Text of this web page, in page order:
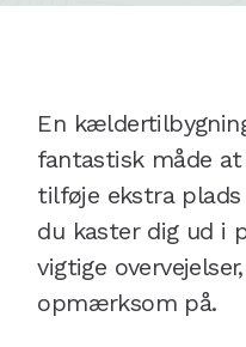
En
fantastisk måde
tilføje ekstra
du kaster dig ud i
vigtige
opmærksom på.